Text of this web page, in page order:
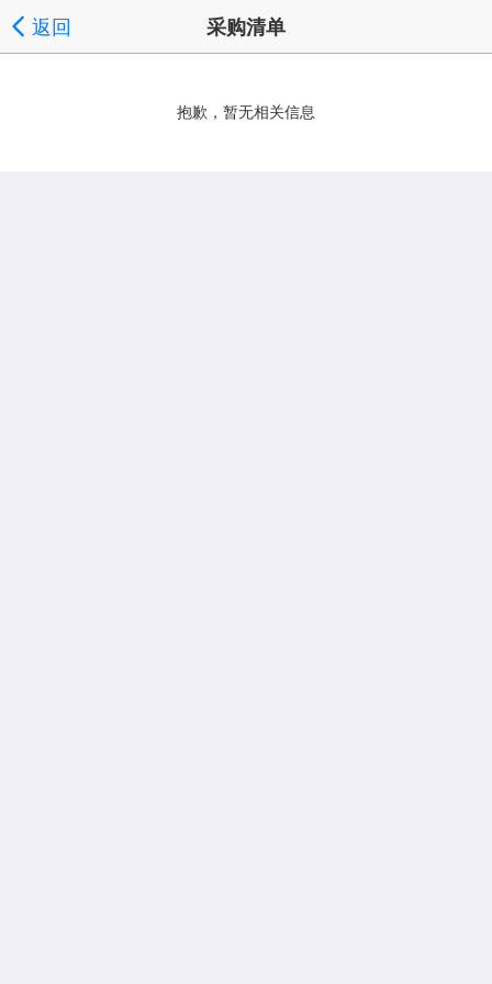
返回 采购清单
抱歉，暂无相关信息